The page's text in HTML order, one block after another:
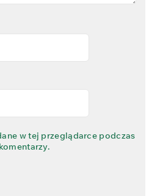
w tej przeglądarce podczas